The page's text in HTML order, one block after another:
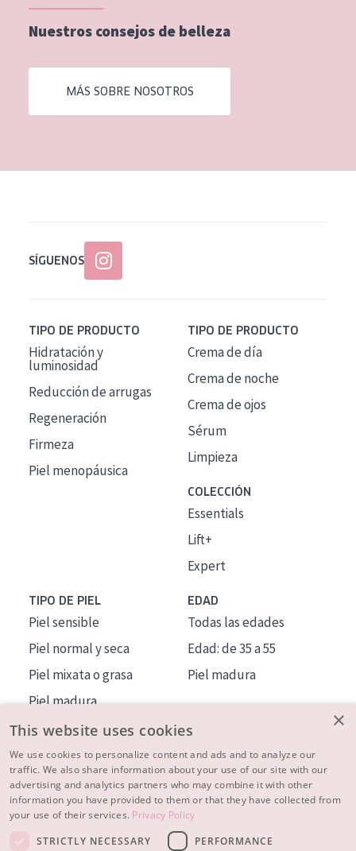
Nuestros consejos de belleza
MÁS SOBRE NOSOTROS
SÍGUENOS
TIPO DE PRODUCTO
Hidratación y
luminosidad
Reducción de arrugas
Regeneración
Firmeza
Piel menopáusica
TIPO DE PRODUCTO
Crema de día
Crema de noche
Crema de ojos
Sérum
Limpieza
COLECCIÓN
Essentials
Lift+
Expert
TIPO DE PIEL
Piel sensible
Piel normal y seca
Piel mixata o grasa
Piel madura
Piel expuesta al sol
Piel menopáusica
EDAD
Todas las edades
Edad: de 35 a 55
Piel madura
MÁS SOBRE NOSOTROS
INSPIRACIÓN
CONTACTO
×
This website uses cookies
We use cookies to personalize content and ads and to analyze our
traffic. We also share information about your use of our site with our
advertising and analytics partners who may combine it with other
information you have provided to them or that they have collected from
your use of their services. Privacy Policy
STRICTLY NECESSARY
PERFORMANCE